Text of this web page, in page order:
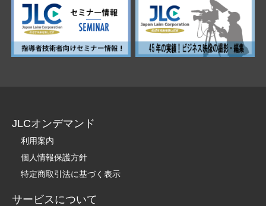
JLCオンデマンド
利用案内
個人情報保護方針
特定商取引法に基づく表示
サービスについて